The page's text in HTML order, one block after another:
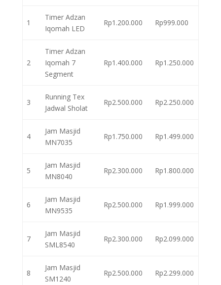
1
Timer Adzan
Iqomah LED
Rp1.200.000 Rp999.000
2
Timer Adzan
Iqomah 7
Segment
Rp1.400.000 Rp1.250.000
3
Running Tex
Jadwal Sholat
Rp2.500.000 Rp2.250.000
4
Jam Masjid
MN7035
Rp1.750.000 Rp1.499.000
5
Jam Masjid
MN8040
Rp2.300.000 Rp1.800.000
6
Jam Masjid
MN9535
Rp2.500.000 Rp1.999.000
7
Jam Masjid
SML8540
Rp2.300.000 Rp2.099.000
8
Jam Masjid
SM1240
Rp2.500.000 Rp2.299.000